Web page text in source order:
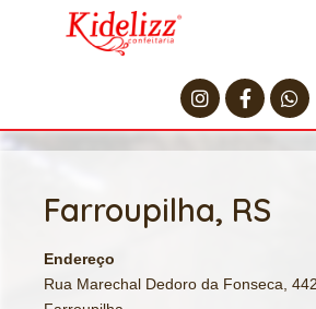
Farroupilha, RS
Endereço
Rua Marechal Dedoro da Fonseca,